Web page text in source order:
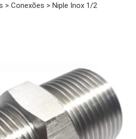
> Conexões > Niple Inox 1/2